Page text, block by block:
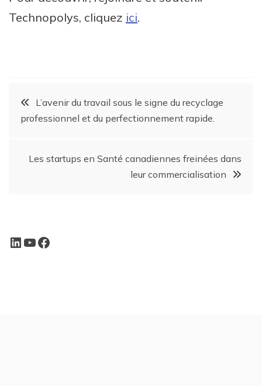
Technopolys, cliquez ici.
L’avenir du travail sous le signe du recyclage
professionnel et du perfectionnement rapide.
Les startups en Santé canadiennes freinées dans
leur commercialisation